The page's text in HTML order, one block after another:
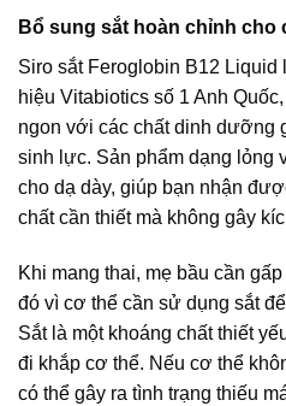
Bổ sung sắt hoàn chỉnh cho
Siro sắt Feroglobin B12
hiệu Vitabiotics số 1 Anh
ngon với các chất dinh dưỡng
sinh lực. Sản phẩm dạng lỏng
cho dạ dày, giúp bạn nhận
chấtcần thiết mà không gây
Khi mang thai, mẹ bầu cần
đó vì cơ thể cần sử dụng sắt
Sắt là một khoáng chất thiết
đi khắp cơ thể. Nếu cơ thể
có thể gây ra tình trạng thiếu